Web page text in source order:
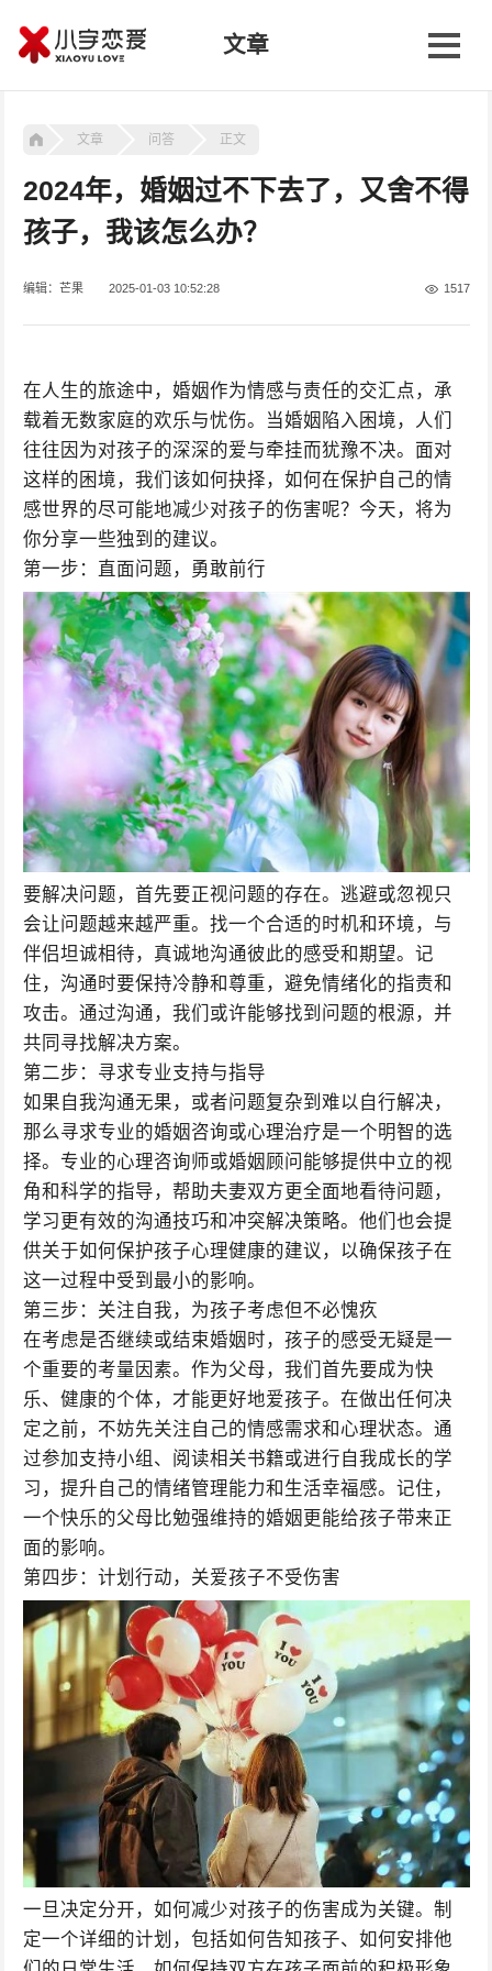
文章
文章 问答 正文
2024年，婚姻过不下去了，又舍不得
孩子，我该怎么办？
编辑：芒果 2025-01-03 10:52:28 1517
在人生的旅途中，婚姻作为情感与责任的交汇点，承
载着无数家庭的欢乐与忧伤。当婚姻陷入困境，人们
往往因为对孩子的深深的爱与牵挂而犹豫不决。面对
这样的困境，我们该如何抉择，如何在保护自己的情
感世界的尽可能地减少对孩子的伤害呢？今天，将为
你分享一些独到的建议。
第一步：直面问题，勇敢前行
要解决问题，首先要正视问题的存在。逃避或忽视只
会让问题越来越严重。找一个合适的时机和环境，与
伴侣坦诚相待，真诚地沟通彼此的感受和期望。记
住，沟通时要保持冷静和尊重，避免情绪化的指责和
攻击。通过沟通，我们或许能够找到问题的根源，并
共同寻找解决方案。
第二步：寻求专业支持与指导
如果自我沟通无果，或者问题复杂到难以自行解决，
那么寻求专业的婚姻咨询或心理治疗是一个明智的选
择。专业的心理咨询师或婚姻顾问能够提供中立的视
角和科学的指导，帮助夫妻双方更全面地看待问题，
学习更有效的沟通技巧和冲突解决策略。他们也会提
供关于如何保护孩子心理健康的建议，以确保孩子在
这一过程中受到最小的影响。
第三步：关注自我，为孩子考虑但不必愧疚
在考虑是否继续或结束婚姻时，孩子的感受无疑是一
个重要的考量因素。作为父母，我们首先要成为快
乐、健康的个体，才能更好地爱孩子。在做出任何决
定之前，不妨先关注自己的情感需求和心理状态。通
过参加支持小组、阅读相关书籍或进行自我成长的学
习，提升自己的情绪管理能力和生活幸福感。记住，
一个快乐的父母比勉强维持的婚姻更能给孩子带来正
面的影响。
第四步：计划行动，关爱孩子不受伤害
一旦决定分开，如何减少对孩子的伤害成为关键。制
定一个详细的计划，包括如何告知孩子、如何安排他